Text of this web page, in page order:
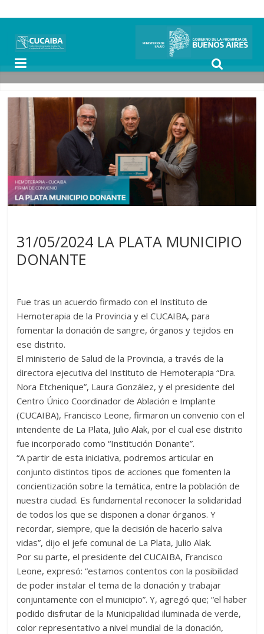
31/05/2024 LA PLATA MUNICIPIO
DONANTE
Fue tras un acuerdo firmado con el Instituto de
Hemoterapia de la Provincia y el CUCAIBA, para
fomentar la donación de sangre, órganos y tejidos en
ese distrito.
El ministerio de Salud de la Provincia, a través de la
directora ejecutiva del Instituto de Hemoterapia “Dra.
Nora Etchenique”, Laura González, y el presidente del
Centro Único Coordinador de Ablación e Implante
(CUCAIBA), Francisco Leone, firmaron un convenio con el
intendente de La Plata, Julio Alak, por el cual ese distrito
fue incorporado como “Institución Donante”.
“A partir de esta iniciativa, podremos articular en
conjunto distintos tipos de acciones que fomenten la
concientización sobre la temática, entre la población de
nuestra ciudad. Es fundamental reconocer la solidaridad
de todos los que se disponen a donar órganos. Y
recordar, siempre, que la decisión de hacerlo salva
vidas”, dijo el jefe comunal de La Plata, Julio Alak.
Por su parte, el presidente del CUCAIBA, Francisco
Leone, expresó: “estamos contentos con la posibilidad
de poder instalar el tema de la donación y trabajar
conjuntamente con el municipio”. Y, agregó que; “el haber
podido disfrutar de la Municipalidad iluminada de verde,
color representativo a nivel mundial de la donación,